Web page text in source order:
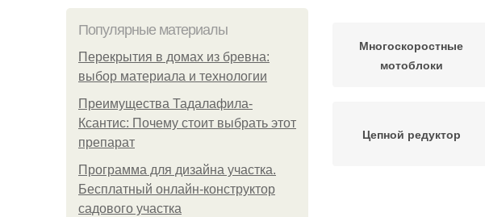
Популярные материалы
Перекрытия в домах из бревна:
выбор материала и технологии
Преимущества Тадалафила-
Ксантис: Почему стоит выбрать этот
препарат
Программа для дизайна участка.
Бесплатный онлайн-конструктор
садового участка
Многоскоростные
мотоблоки
Цепной редуктор